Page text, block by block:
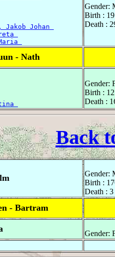
Jakob Johan
Gender:
Birth :
Death :
- Nath
Gender:
Birth :
Death :
Back
Gender:
Birth :
Death :
- Bartram
Gender: